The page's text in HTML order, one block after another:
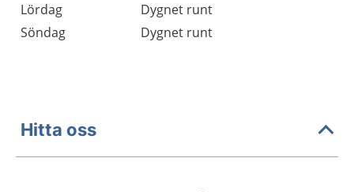
Lördag
Dygnet runt
Söndag
Dygnet runt
Hitta oss